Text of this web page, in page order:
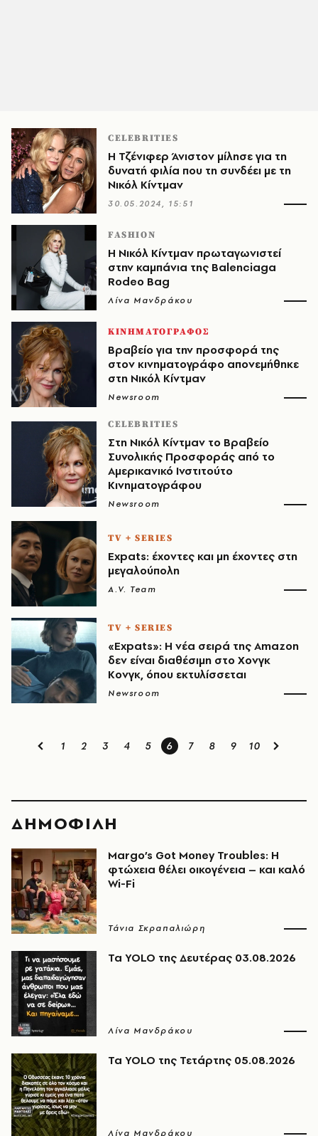
CELEBRITIES
Η Τζένιφερ Άνιστον μίλησε για τη
δυνατή φιλία που τη συνδέει με τη
Νικόλ Κίντμαν
30.05.2024, 15:51
FASHION
Η Νικόλ Κίντμαν πρωταγωνιστεί
στην καμπάνια της Balenciaga
Rodeo Bag
Λίνα Μανδράκου
ΚΙΝΗΜΑΤΟΓΡΑΦΟΣ
Βραβείο για την προσφορά της
στον κινηματογράφο απονεμήθηκε
στη Νικόλ Κίντμαν
Newsroom
CELEBRITIES
Στη Νικόλ Κίντμαν το Βραβείο
Συνολικής Προσφοράς από το
Αμερικανικό Ινστιτούτο
Κινηματογράφου
Newsroom
TV + SERIES
Expats: έχοντες και μη έχοντες στη
μεγαλούπολη
A.V. Team
TV + SERIES
«Expats»: Η νέα σειρά της Amazon
δεν είναι διαθέσιμη στο Χονγκ
Κονγκ, όπου εκτυλίσσεται
Newsroom
1 2 3 4 5 6 7 8 9 10
ΔΗΜΟΦΙΛΗ
Margo’s Got Money Troubles: H
φτώχεια θέλει οικογένεια – και καλό
Wi-Fi
Τάνια Σκραπαλιώρη
Τα YOLO της Δευτέρας 03.08.2026
Λίνα Μανδράκου
Τα YOLO της Τετάρτης 05.08.2026
Λίνα Μανδράκου